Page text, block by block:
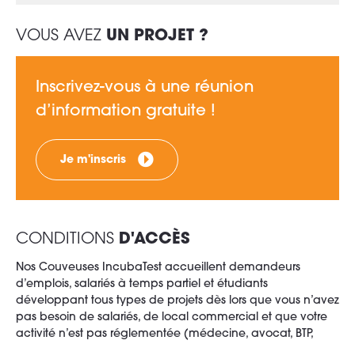
VOUS AVEZ UN PROJET ?
Inscrivez-vous à une réunion
d’information gratuite !
Je m'inscris
CONDITIONS D'ACCÈS
Nos Couveuses IncubaTest accueillent demandeurs
d’emplois, salariés à temps partiel et étudiants
développant tous types de projets dès lors que vous n’avez
pas besoin de salariés, de local commercial et que votre
activité n’est pas réglementée (médecine, avocat, BTP,